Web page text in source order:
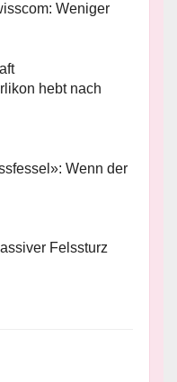
Weniger
hebt nach
Wenn der
Felssturz